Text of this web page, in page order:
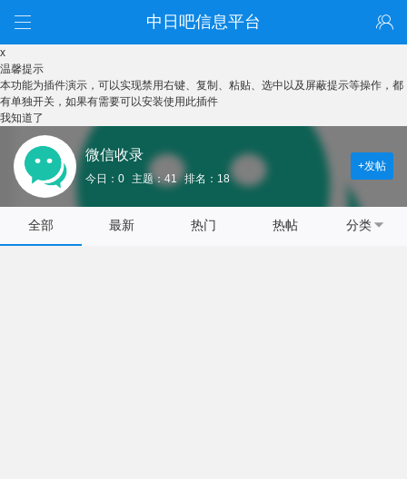
中日吧信息平台
x
温馨提示
本功能为插件演示，可以实现禁用右键、复制、粘贴、选中以及屏蔽提示等操作，都
有单独开关，如果有需要可以安装使用此插件
我知道了
微信收录
今日：0 主题：41 排名：18
+发帖
全部 最新 热门 热帖 分类